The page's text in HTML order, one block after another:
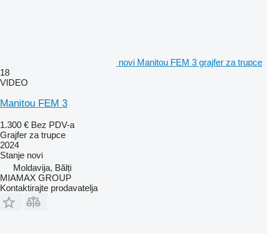
novi Manitou FEM 3 grajfer za trupce
18
VIDEO
Manitou FEM 3
1.300 € Bez PDV-a
Grajfer za trupce
2024
Stanje novi
Moldavija, Bălți
MIAMAX GROUP
Kontaktirajte prodavatelja